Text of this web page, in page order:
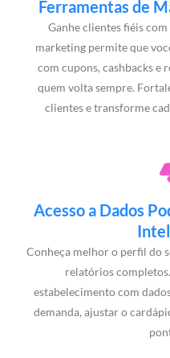
Ferramentas de
Ganhe clientes fiéis
marketing permite que
com cupons, cashbacks e
quem volta sempre.
clientes e transforme
Acesso a Dados
Conheça melhor o perfil do
relatórios
estabelecimento com
demanda, ajustar o